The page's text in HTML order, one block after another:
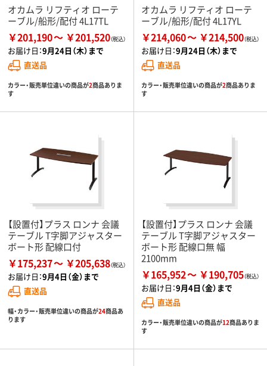
オカムラ リフティオ ローテ
ーブル/船形/配付 4L17TL
￥201,190 ￥201,520
お届け日：9月24日（木）まで
直送品
カラー・販売単位違いの商品が2商品ありま
す
オカムラ リフティオ ローテ
ーブル/船形/配付 4L17YL
￥214,060 ￥214,500
お届け日：9月24日（木）まで
直送品
カラー・販売単位違いの商品が2商品ありま
す
【設置付】プラス ロンナ 会議
テーブル T字脚アジャスター
ボート形 配線口付
￥175,237 ￥205,638
お届け日：9月4日（金）まで
直送品
幅・カラー・販売単位違いの商品が24商品あ
ります
【設置付】プラス ロンナ 会議
テーブル T字脚アジャスター
ボート形 配線口無 幅
2100mm
￥165,952 ￥190,705
お届け日：9月4日（金）まで
直送品
カラー・販売単位違いの商品が12商品ありま
す